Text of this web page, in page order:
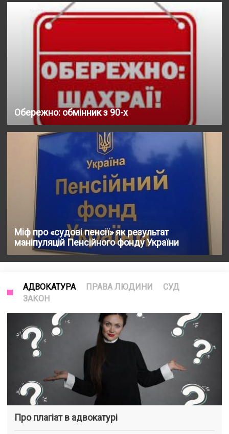
Обережно: обмінник з 90-х
Міф про «судові пенсії» як результат
маніпуляцій Пенсійного фонду України
АДВОКАТУРА ПРАВА ЛЮДИНИ
СУД
ЗАКОН
Про плагіат в адвокатурі